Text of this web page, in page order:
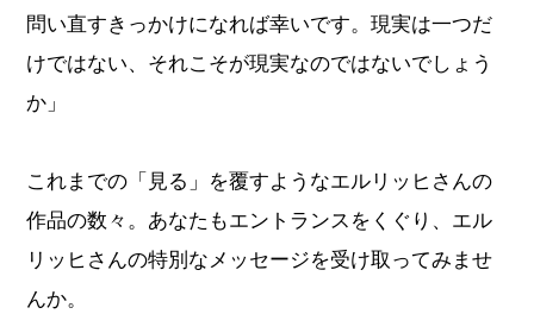
問い直すきっかけになれば幸いです。現実は一つだ
けではない、それこそが現実なのではないでしょう
か」
これまでの「見る」を覆すようなエルリッヒさんの
作品の数々。あなたもエントランスをくぐり、エル
リッヒさんの特別なメッセージを受け取ってみませ
んか。